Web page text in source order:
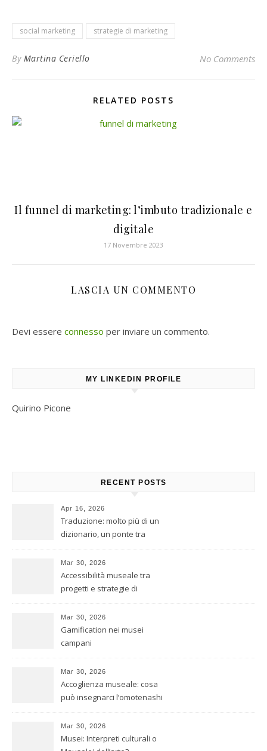
social marketing strategie di marketing
By Martina Ceriello No Comments
RELATED POSTS
Il funnel di marketing: l’imbuto tradizionale e
digitale
17 Novembre 2023
LASCIA UN COMMENTO
Devi essere connesso per inviare un commento.
MY LINKEDIN PROFILE
Quirino Picone
RECENT POSTS
Apr 16, 2026
Traduzione: molto più di un
dizionario, un ponte tra
Mar 30, 2026
Accessibilità museale tra
progetti e strategie di
Mar 30, 2026
Gamification nei musei
campani
Mar 30, 2026
Accoglienza museale: cosa
può insegnarci l’omotenashi
Mar 30, 2026
Musei: Interpreti culturali o